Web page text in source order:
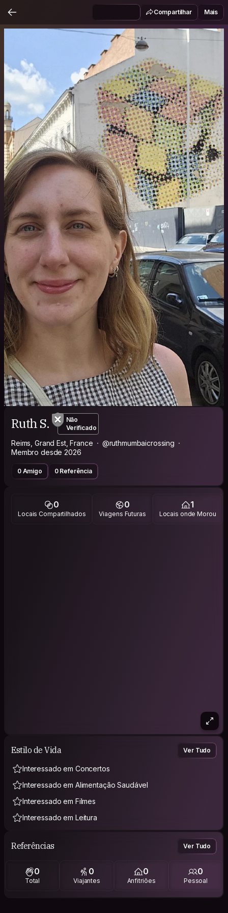
Compartilhar Mais
Ruth S.
Não
Verificado
Reims, Grand Est, France
@ruthmumbaicrossing
Membro desde 2026
0 Amigo 0 Referência
0
Locais Compartilhados
0
Viagens Futuras
1
Locais onde Morou
Estilo de Vida Ver Tudo
Interessado em Concertos
Interessado em Alimentação Saudável
Interessado em Filmes
Interessado em Leitura
Referências Ver Tudo
0
Total
0
Viajantes
0
Anfitriões
0
Pessoal